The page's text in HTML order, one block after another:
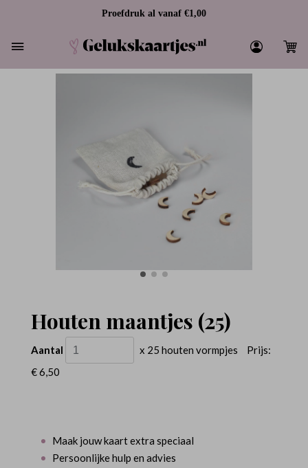
Proefdruk al vanaf €1,00
Houten maantjes (25)
Aantal x 25 houten vormpjes
Prijs:
€ 6,50
Maak jouw kaart extra speciaal
Persoonlijke hulp en advies